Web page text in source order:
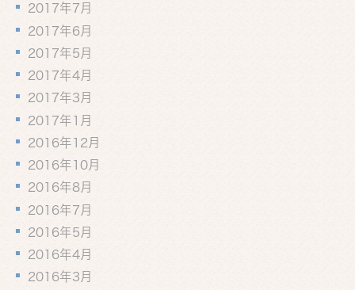
2017年7月
2017年6月
2017年5月
2017年4月
2017年3月
2017年1月
2016年12月
2016年10月
2016年8月
2016年7月
2016年5月
2016年4月
2016年3月